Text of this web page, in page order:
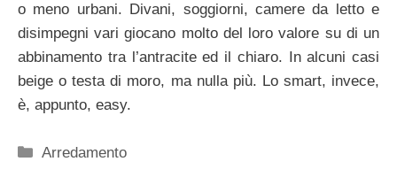
o meno urbani. Divani, soggiorni, camere da letto e
disimpegni vari giocano molto del loro valore su di un
abbinamento tra l’antracite ed il chiaro. In alcuni casi
beige o testa di moro, ma nulla più. Lo smart, invece,
è, appunto, easy.
Categorie
Arredamento